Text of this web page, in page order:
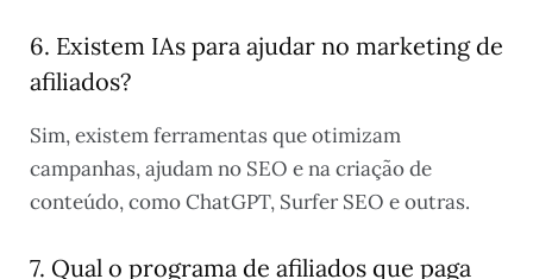
6. Existem IAs para ajudar no marketing de
afiliados?
Sim, existem ferramentas que otimizam
campanhas, ajudam no SEO e na criação de
conteúdo, como ChatGPT, Surfer SEO e outras.
7. Qual o programa de afiliados que paga